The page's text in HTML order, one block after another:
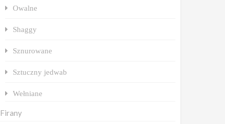
Owalne
Shaggy
Sznurowane
Sztuczny jedwab
Wełniane
Firany